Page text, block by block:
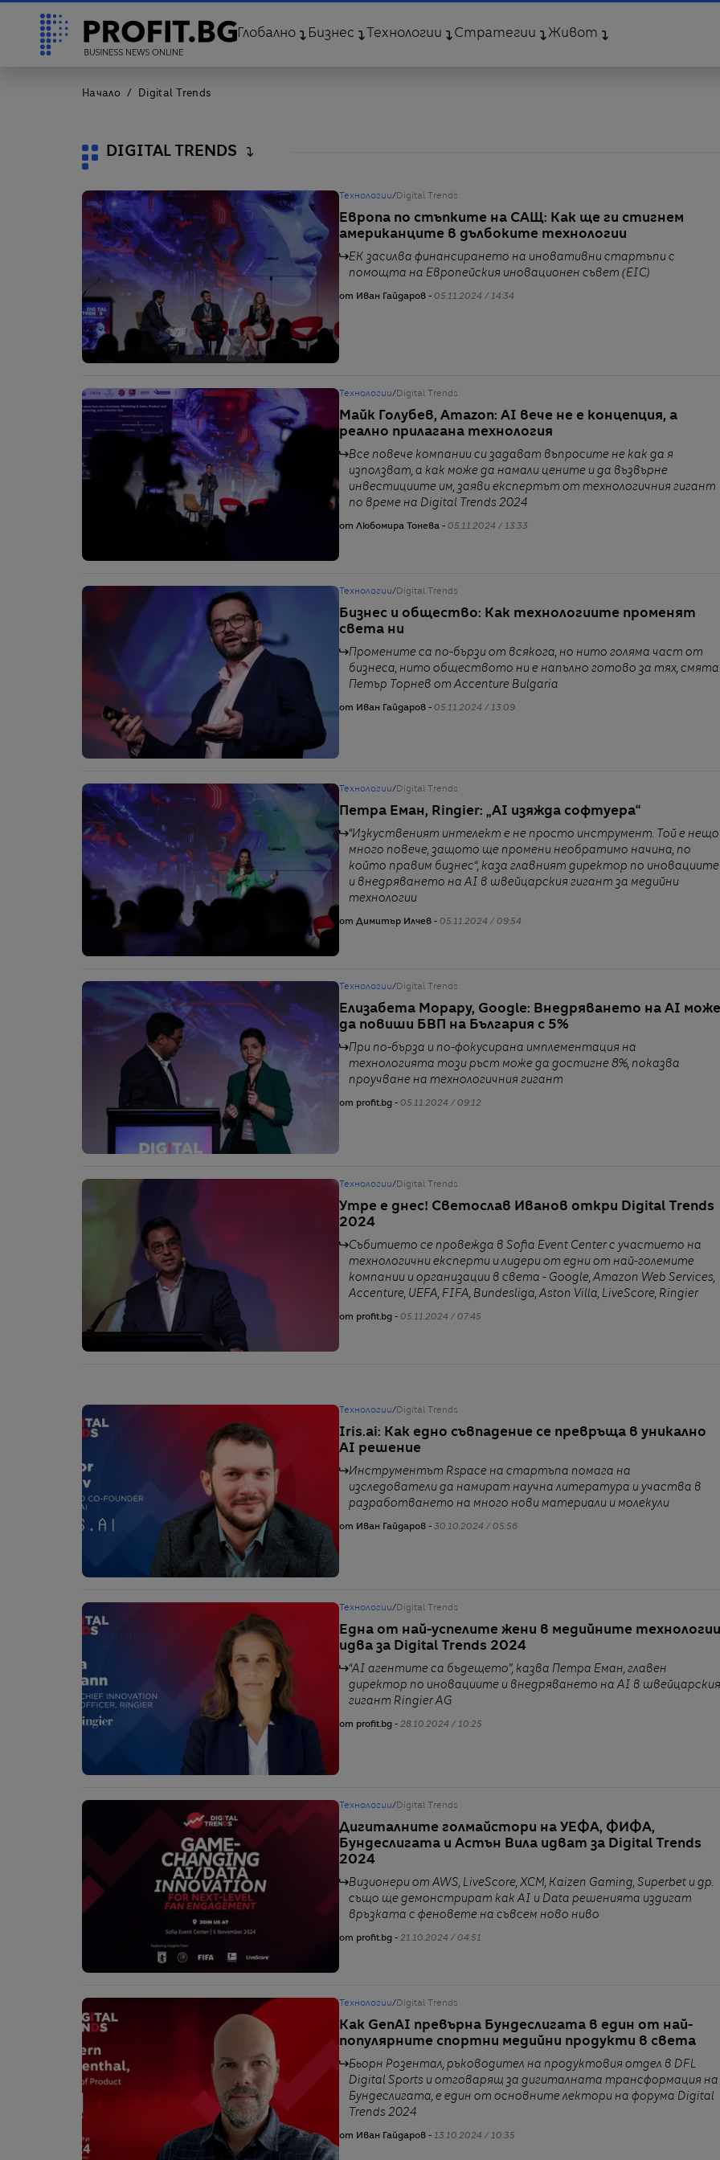
Глобално Бизнес Технологии Стратегии Живот
Начало Digital Trends
DIGITAL TRENDS
Технологии/ Digital Trends
Европа по стъпките на САЩ: Как ще ги стигнем
американците в дълбоките технологии
ЕК засилва финансирането на иновативни стартъпи с
помощта на Европейския иновационен съвет (EIC)
от Иван Гайдаров - 05.11.2024 / 14:34
Технологии/ Digital Trends
Майк Голубев, Amazon: AI вече не е концепция, а
реално прилагана технология
Все повече компании си задават въпросите не как да я
използват, а как може да намали цените и да възвърне
инвестициите им, заяви експертът от технологичния гигант
по време на Digital Trends 2024
от Любомира Тонева - 05.11.2024 / 13:33
Технологии/ Digital Trends
Бизнес и общество: Как технологиите променят
света ни
Промените са по-бързи от всякога, но нито голяма част от
бизнеса, нито обществото ни е напълно готово за тях, смята
Петър Торнев от Accenture Bulgaria
от Иван Гайдаров - 05.11.2024 / 13:09
Технологии/ Digital Trends
Петра Еман, Ringier: „AI изяжда софтуера“
“Изкуственият интелект е не просто инструмент. Той е нещо
много повече, защото ще промени необратимо начина, по
който правим бизнес“, каза главният директор по иновациите
и внедряването на AI в швейцарския гигант за медийни
технологии
от Димитър Илчев - 05.11.2024 / 09:54
Технологии/ Digital Trends
Елизабета Морару, Google: Внедряването на AI може
да повиши БВП на България с 5%
При по-бърза и по-фокусирана имплементация на
технологията този ръст може да достигне 8%, показва
проучване на технологичния гигант
от profit.bg - 05.11.2024 / 09:12
Технологии/ Digital Trends
Утре е днес! Светослав Иванов откри Digital Trends
2024
Събитието се провежда в Sofia Event Center с участието на
технологични експерти и лидери от едни от най-големите
компании и организации в света - Google, Amazon Web Services,
Accenture, UEFA, FIFA, Bundesliga, Aston Villa, LiveScore, Ringier
от profit.bg - 05.11.2024 / 07:45
Технологии/ Digital Trends
Iris.ai: Как едно съвпадение се превръща в уникално
AI решение
Инструментът Rspace на стартъпа помага на
изследователи да намират научна литература и участва в
разработването на много нови материали и молекули
от Иван Гайдаров - 30.10.2024 / 05:56
Технологии/ Digital Trends
Една от най-успелите жени в медийните технологии
идва за Digital Trends 2024
“AI агентите са бъдещето”, казва Петра Еман, главен
директор по иновациите и внедряването на AI в швейцарския
гигант Ringier AG
от profit.bg - 28.10.2024 / 10:25
Технологии/ Digital Trends
Дигиталните голмайстори на УЕФА, ФИФА,
Бундеслигата и Астън Вила идват за Digital Trends
2024
Визионери от AWS, LiveScore, XCM, Kaizen Gaming, Superbet и др.
също ще демонстрират как AI и Data решенията издигат
връзката с феновете на съвсем ново ниво
от profit.bg - 21.10.2024 / 04:51
Технологии/ Digital Trends
Как GenAI превърна Бундеслигата в един от най-
популярните спортни медийни продукти в света
Бьорн Розентал, ръководител на продуктовия отдел в DFL
Digital Sports и отговарящ за дигиталната трансформация на
Бундеслигата, е един от основните лектори на форума Digital
Trends 2024
от Иван Гайдаров - 13.10.2024 / 10:35